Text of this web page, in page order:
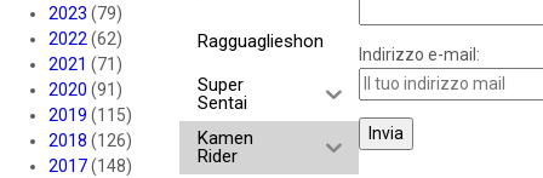
2023 (79)
2022(62)
2021 (71)
2020 (91)
2019 (115)
2018 (126)
2017(148)
Ragguaglieshon
Super
Sentai
Kamen
Rider
Indirizzo e-mail: